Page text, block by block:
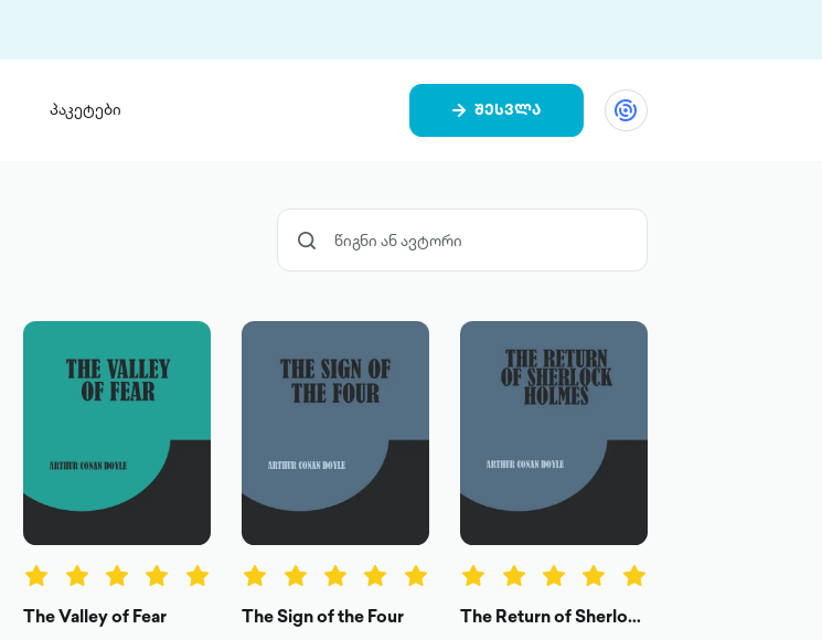
პაკეტები შესვლა
თინეთი 9 ციფრულ პლატფორმასა და 5
The Valley of Fear The Sign of the Four The Return of Sherlock Holmes